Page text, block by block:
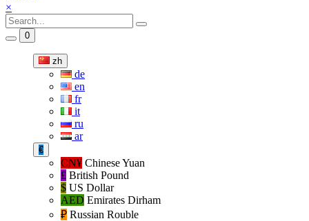
×
0
zh
de
en
fr
it
ru
ar
€
CN¥ Chinese Yuan
£ British Pound
$ US Dollar
AED Emirates Dirham
₽‎ Russian Rouble